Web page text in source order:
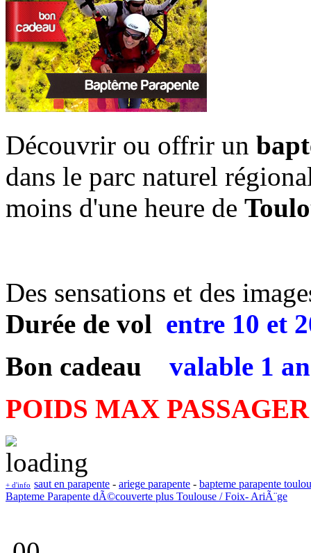
Découvrir ou offrir un
dans le parc naturel
moins d'une heure de
Des sensations et des
Durée de vol entre 10 et
Bon cadeau valable 1 an
POIDS MAX
+ d'info saut en parapente - ariege parapente - bapteme parapente
Bapteme Parapente dÃ©couverte plus Toulouse / Foix- AriÃ¨ge